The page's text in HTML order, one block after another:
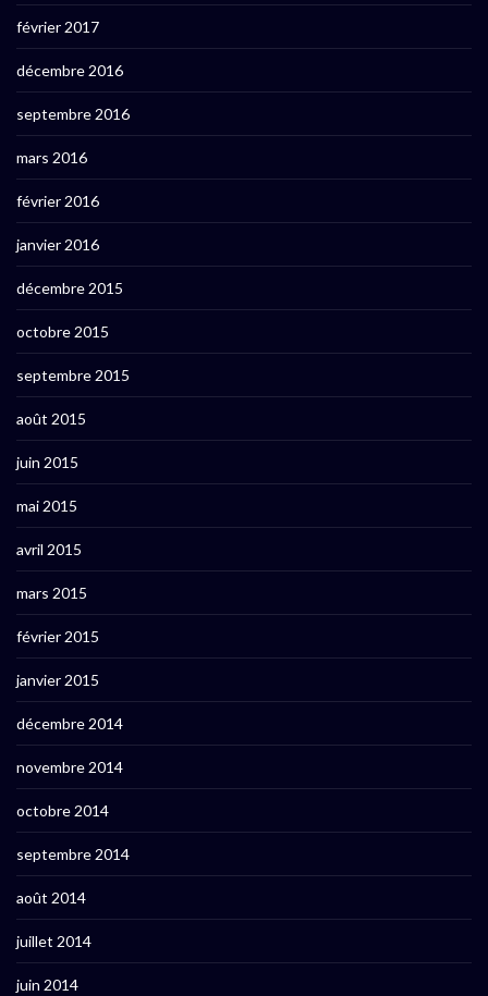
février 2017
décembre 2016
septembre 2016
mars 2016
février 2016
janvier 2016
décembre 2015
octobre 2015
septembre 2015
août 2015
juin 2015
mai 2015
avril 2015
mars 2015
février 2015
janvier 2015
décembre 2014
novembre 2014
octobre 2014
septembre 2014
août 2014
juillet 2014
juin 2014